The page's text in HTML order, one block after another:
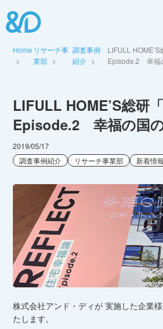
Home リサーチ事
業部
調査事例
紹介
LIFULL
Episode.2 幸福
LIFULL HOME’S総研
Episode.2 幸福の国の
2019/05/17
調査事例紹介
リサーチ事業部 新着情報
株式会社アンド・ディが 実施した企業
たします。